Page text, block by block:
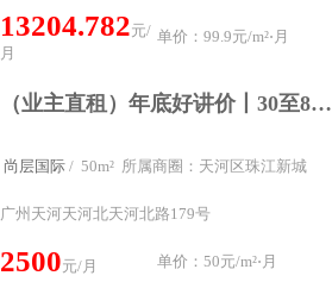
13204.782元/
月
单价：99.9元/m²⋅月
（业主直租）年底好讲价丨30至80平工作室丨直播间招租 送网
尚层国际 / 50m² 所属商圈：天河区珠江新城
广州天河天河北天河北路179号
2500元/月 单价：50元/m²⋅月